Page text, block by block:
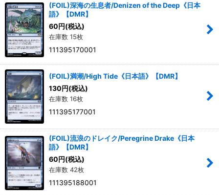
(FOIL)深海の生息者/Denizen of the Deep《日本
語》【DMR】
60円(税込)
在庫数 15枚
111395170001
(FOIL)満潮/High Tide《日本語》【DMR】
130円(税込)
在庫数 16枚
111395177001
(FOIL)流浪のドレイク/Peregrine Drake《日本
語》【DMR】
60円(税込)
在庫数 42枚
111395188001